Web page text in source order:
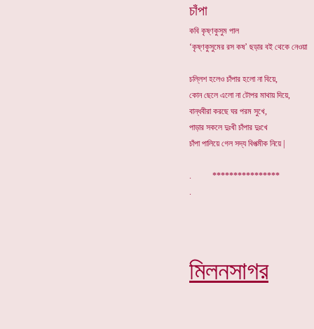
চাঁপা
কবি কৃষ্ণকুসুম পাল
‘কৃষ্ণকুসুমের রস কষ’ ছড়ার বই থেকে নেওয়া
চল্লিশ হলেও চাঁপার হলো না বিয়ে,
কোন ছেলে এলো না টোপর মাথায় দিয়ে,
বান্ধবীরা করছে ঘর পরম সুখে,
পাড়ার সকলে দুঃখী চাঁপার দুঃখে
চাঁপা পালিয়ে গেল সদ্য বিপত্মীক নিয়ে |
. ****************
মিলনসাগর